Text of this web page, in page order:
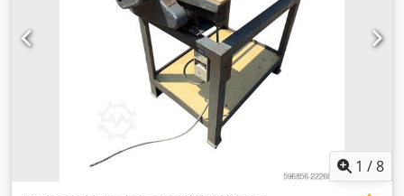
Schmedt PraForm 21-50 Könyvprés Könyvprés
horonymaróval. Dcjdpfszdazbex Abpok Gyártó: Schmedt,
Németország. A gép nagyon jó állapotban van, azonnal
munkára fogható. Műszaki adatok: Maximális formátum:
420 x 520 x 100 mm Tömeg: 220 kg Tápellátás: 230 V +
sűrített levegő. Az ár két gép együttes vásárlása esetén
1 /8